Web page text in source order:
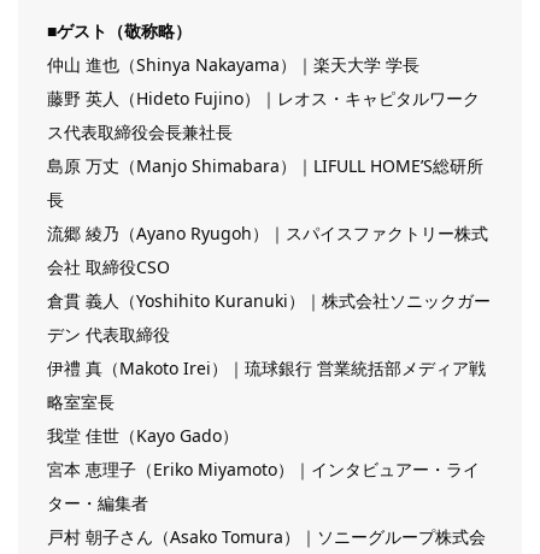
■ゲスト（敬称略）
仲山 進也（Shinya Nakayama）｜楽天大学 学長
藤野 英人（Hideto Fujino）｜レオス・キャピタルワーク
ス代表取締役会長兼社長
島原 万丈（Manjo Shimabara）｜LIFULL HOME’S総研所
長
流郷 綾乃（Ayano Ryugoh）｜スパイスファクトリー株式
会社 取締役CSO
倉貫 義人（Yoshihito Kuranuki）｜株式会社ソニックガー
デン 代表取締役
伊禮 真（Makoto Irei）｜琉球銀行 営業統括部メディア戦
略室室長
我堂 佳世（Kayo Gado）
宮本 恵理子（Eriko Miyamoto）｜インタビュアー・ライ
ター・編集者
戸村 朝子さん（Asako Tomura）｜ソニーグループ株式会